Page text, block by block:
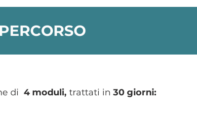
di 4 moduli, trattati in 30 giorni: